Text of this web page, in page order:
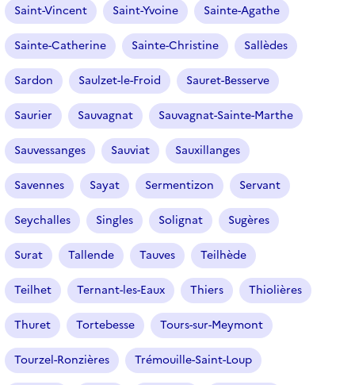
n
é
)
Saint-Vincent Saint-Yvoine Sainte-Agathe
Sainte-Catherine Sainte-Christine Sallèdes
Sardon Saulzet-le-Froid Sauret-Besserve
Saurier Sauvagnat Sauvagnat-Sainte-Marthe
Sauvessanges Sauviat Sauxillanges
Savennes Sayat Sermentizon Servant
Seychalles Singles Solignat Sugères
Surat Tallende Tauves Teilhède
Teilhet Ternant-les-Eaux Thiers Thiolières
Thuret Tortebesse Tours-sur-Meymont
Tourzel-Ronzières Trémouille-Saint-Loup